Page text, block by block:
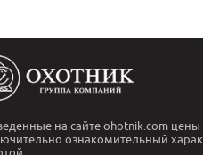
на сайте ohotnik.com цены
ознакомительный